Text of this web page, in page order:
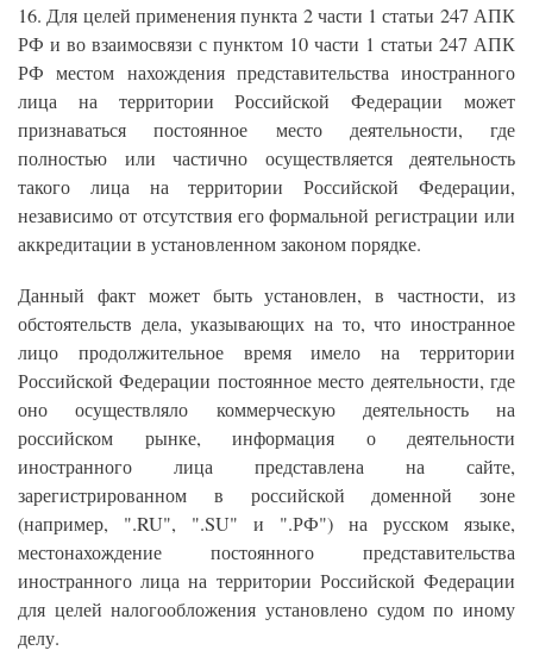
16. Для целей применения пункта 2 части 1 статьи 247 АПК
РФ и во взаимосвязи с пунктом 10 части 1 статьи 247 АПК
РФ местом нахождения представительства иностранного
лица на территории Российской Федерации может
признаваться постоянное место деятельности, где
полностью или частично осуществляется деятельность
такого лица на территории Российской Федерации,
независимо от отсутствия его формальной регистрации или
аккредитации в установленном законом порядке.
Данный факт может быть установлен, в частности, из
обстоятельств дела, указывающих на то, что иностранное
лицо продолжительное время имело на территории
Российской Федерации постоянное место деятельности, где
оно осуществляло коммерческую деятельность на
российском рынке, информация о деятельности
иностранного лица представлена на сайте,
зарегистрированном в российской доменной зоне
(например, ".RU", ".SU" и ".РФ") на русском языке,
местонахождение постоянного представительства
иностранного лица на территории Российской Федерации
для целей налогообложения установлено судом по иному
делу.